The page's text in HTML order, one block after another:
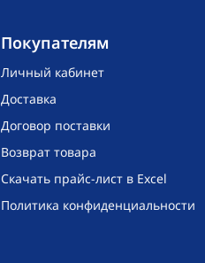
Покупателям
Личный кабинет
Доставка
Договор поставки
Возврат товара
Скачать прайс-лист в Excel
Политика конфиденциальности